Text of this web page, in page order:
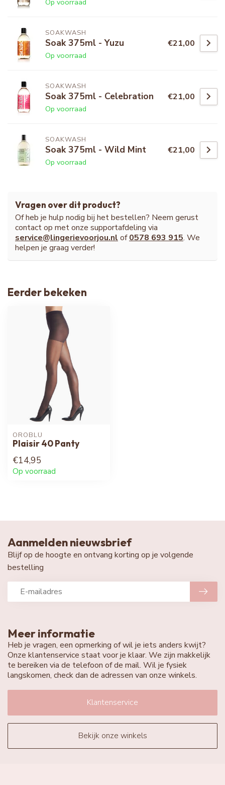
SOAKWASH
Soak 375ml - Yuzu
Op voorraad
€21,00
SOAKWASH
Soak 375ml - Celebration
Op voorraad
€21,00
SOAKWASH
Soak 375ml - Wild Mint
Op voorraad
€21,00
Vragen over dit product?
Of heb je hulp nodig bij het bestellen? Neem gerust
contact op met onze supportafdeling via
service@lingerievoorjou.nl of0578 693 915. We
helpen je graag verder!
Eerder bekeken
OROBLÚ
Plaisir 40 Panty
€14,95
Op voorraad
Meer informatie
Heb je vragen, een opmerking of wil je iets anders kwijt?
Onze klantenservice staat voor je klaar. We zijn makkelijk
te bereiken via de telefoon of de mail. Wil je fysiek
langskomen, check dan de adressen van onze winkels.
Klantenservice
Bekijk onze winkels
Aanmelden nieuwsbrief
Blijf op de hoogte en ontvang korting op je volgende
bestelling